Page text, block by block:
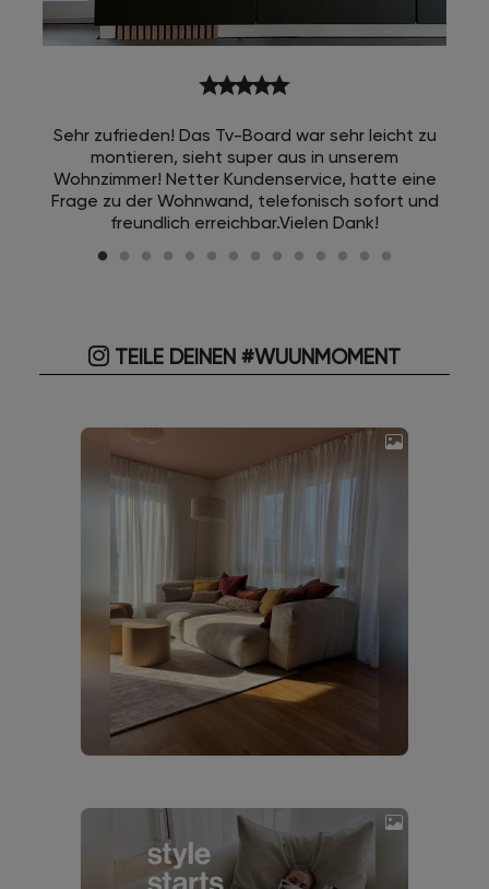
starstarstarstarstar
Sehr zufrieden! Das Tv-Board war sehr leicht zu
montieren, sieht super aus in unserem
Wohnzimmer! Netter Kundenservice, hatte eine
Frage zu der Wohnwand, telefonisch sofort und
freundlich erreichbar.Vielen Dank!
TEILE DEINEN #WUUNMOMENT